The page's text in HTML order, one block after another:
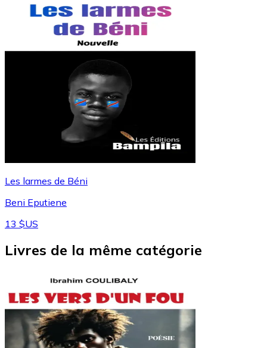
Les larmes de Béni
Beni Eputiene
13 $US
Livres de la même catégorie